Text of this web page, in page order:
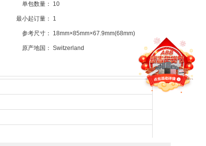
单包数量： 10
最小起订量： 1
参考尺寸： 18mm×85mm×67.9mm(68mm)
原产地国： Switzerland